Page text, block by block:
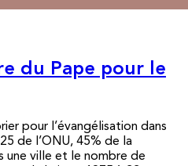
du Pape pour le
pour l’évangélisation dans
de l’ONU, 45% de la
une ville et le nombre de